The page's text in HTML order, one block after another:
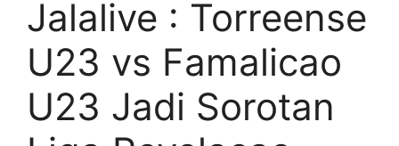
Jalalive : Torreense
U23 vs Famalicao
U23 Jadi Sorotan